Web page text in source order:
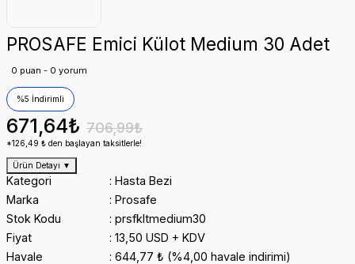
PROSAFE Emici Külot Medium 30 Adet
0 puan - 0 yorum
%5 İndirimli
671,64₺ 706,99₺
*126,49 ₺ den başlayan taksitlerle!
Ürün Detayı ▼
Kategori
Hasta Bezi
Marka
Prosafe
Stok Kodu
prsfkltmedium30
Fiyat
13,50 USD + KDV
Havale
644,77 ₺ (%4,00 havale indirimi)